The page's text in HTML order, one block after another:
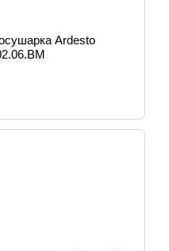
Ardesto